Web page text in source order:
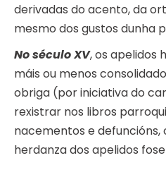
derivadas do acento, da
mesmo dos gustos dunha
No século XV, os apelidos
máis ou menos
obriga (por iniciativa do
rexistrar nos libros
nacementos e defuncións,
herdanza dos apelidos